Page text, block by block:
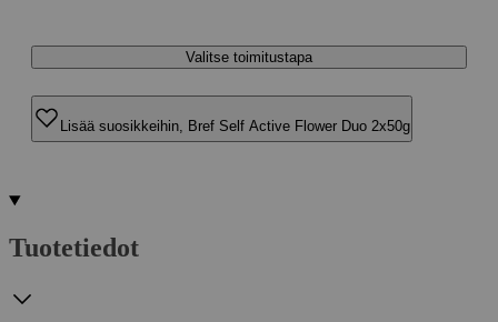
Valitse toimitustapa
Lisää suosikkeihin, Bref Self Active Flower Duo 2x50g
Tuotetiedot